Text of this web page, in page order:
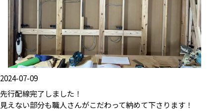
2024-07-09
先行配線完了しました！
見えない部分も職人さんがこだわって納めて下さります！